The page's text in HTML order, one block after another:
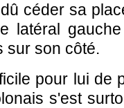
céder sa
latéral
sur son côté.
pour lui de
s'est